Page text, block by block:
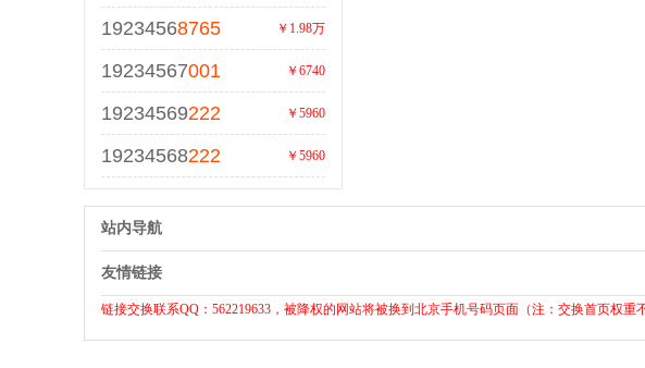
19234568765 ￥1.98万
19234567001 ￥6740
19234569222 ￥5960
19234568222 ￥5960
站内导航
友情链接
链接交换联系QQ：562219633，被降权的网站将被换到北京手机号码页面（注：交换首页权重